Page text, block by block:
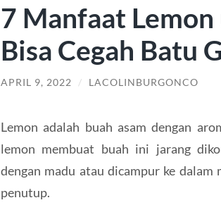
7 Manfaat
Bisa Cegah Batu
APRIL 9, 2022 / LACOLINBURGONCO
Lemon adalah buah asam dengan
lemon membuat buah ini jarang
dengan madu atau dicampur ke dalam
penutup.